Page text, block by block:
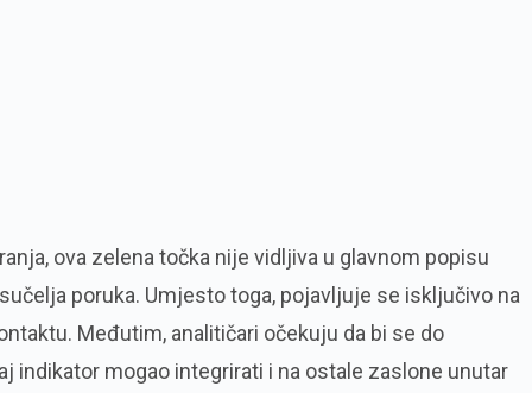
ova zelena točka nije vidljiva u glavnom popisu
poruka. Umjesto toga, pojavljuje se isključivo na
Međutim, analitičari očekuju da bi se do
indikator mogao integrirati i na ostale zaslone unutar